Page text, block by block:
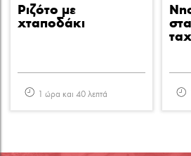
Ριζότο με
χταποδάκι
1 ώρα και 40 λεπτά